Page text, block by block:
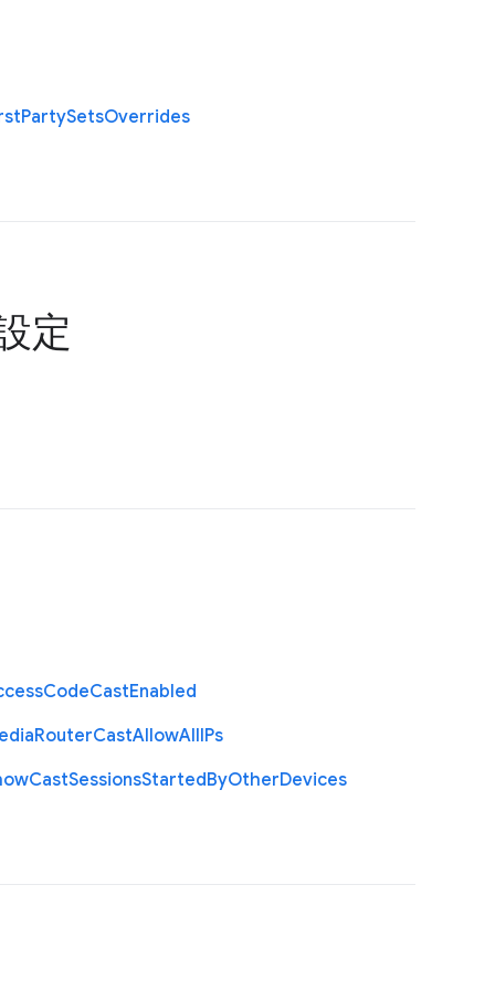
PartySetsOverrides
定
CodeCastEnabled
RouterCastAllowAllIPs
CastSessionsStartedByOtherDevices